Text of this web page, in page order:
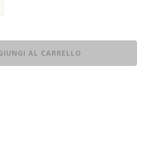
AL CARRELLO